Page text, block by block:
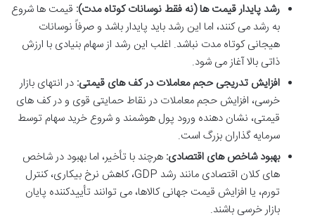
رشد پایدار قیمت ها (نه فقط نوسانات کوتاه مدت): قیمت ها شروع
به رشد می کنند، اما این رشد باید پایدار باشد و صرفاً نوسانات
هیجانی کوتاه مدت نباشد. اغلب این رشد از سهام بنیادی با ارزش
ذاتی بالا آغاز می شود.
افزایش تدریجی حجم معاملات در کف های قیمتی: در انتهای بازار
خرسی، افزایش حجم معاملات در نقاط حمایتی قوی و در کف های
قیمتی، نشان دهنده ورود پول هوشمند و شروع خرید سهام توسط
سرمایه گذاران بزرگ است.
بهبود شاخص های اقتصادی: هرچند با تأخیر، اما بهبود در شاخص
های کلان اقتصادی مانند رشد GDP، کاهش نرخ بیکاری، کنترل
تورم، یا افزایش قیمت جهانی کالاها، می توانند تأییدکننده پایان
بازار خرسی باشند.